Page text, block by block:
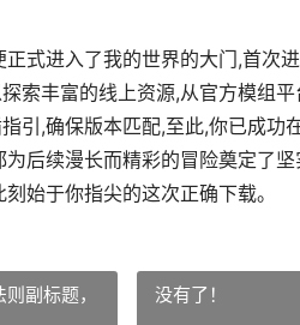
式进入了我的世界的大门,首次
索丰富的线上资源,从官方模组
引,确保版本匹配,至此,你已成功
后续漫长而精彩的冒险奠定了
始于你指尖的这次正确下载。
副标题，
没有了！